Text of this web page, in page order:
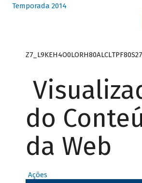
Temporada 2014
Z7_L9KEH4O0LORH80ALCLTPF80S27
do
da Web
Ações